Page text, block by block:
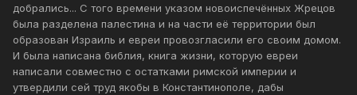
добрались... С того времени указом новоиспечённых Жрецов
была разделена палестина и на части её территории был
образован Израиль и евреи провозгласили его своим домом.
И была написана библия, книга жизни, которую евреи
написали совместно с остатками римской империи и
утвердили сей труд якобы в Константинополе, дабы